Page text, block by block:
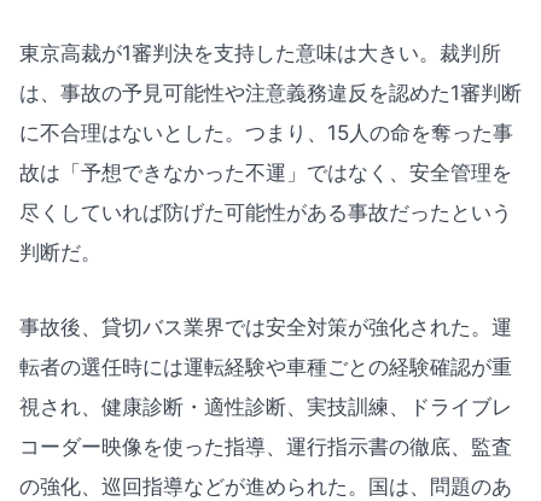
東京高裁が1審判決を支持した意味は大きい。裁判所
は、事故の予見可能性や注意義務違反を認めた1審判断
に不合理はないとした。つまり、15人の命を奪った事
故は「予想できなかった不運」ではなく、安全管理を
尽くしていれば防げた可能性がある事故だったという
判断だ。
事故後、貸切バス業界では安全対策が強化された。運
転者の選任時には運転経験や車種ごとの経験確認が重
視され、健康診断・適性診断、実技訓練、ドライブレ
コーダー映像を使った指導、運行指示書の徹底、監査
の強化、巡回指導などが進められた。国は、問題のあ